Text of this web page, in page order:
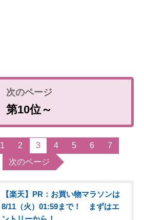
第10位～
1 2 3 4 5 6
7
次のページ
【楽天】PR：お買い物マラソンは
8/11（火）01:59まで！ まずはエ